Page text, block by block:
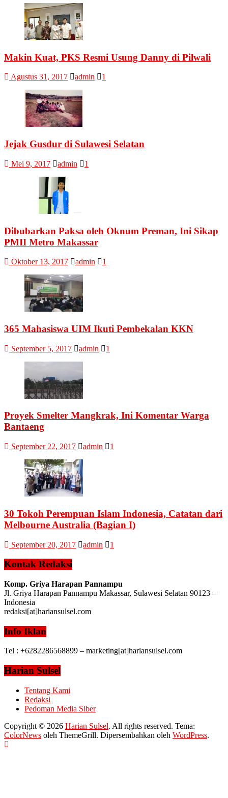
Makin Kuat, PKS Resmi Usung Danny di Pilwali
Agustus 31, 2017 admin 1
Jejak Gusdur di Sulawesi Selatan
Mei 9, 2017 admin 1
Dibubarkan Paksa oleh Oknum Preman, Ini Sikap
PMII Metro Makassar
Oktober 13, 2017 admin 1
365 Mahasiswa UIM Ikuti Pembekalan KKN
September 5, 2017 admin 1
Proyek Smelter Mangkrak, Ini Komentar Warga
Bantaeng
September 22, 2017 admin 1
30 Tokoh Perempuan Islam Indonesia, Catatan dari
Melbourne Australia (Bagian I)
September 20, 2017 admin 1
Kontak Redaksi
Komp. Griya Harapan Pannampu
Jl. Griya Harapan Pannampu Makassar, Sulawesi Selatan 90123 –
Indonesia
redaksi[at]hariansulsel.com
Info Iklan
Tel : +6282286568899 – marketing[at]hariansulsel.com
Harian Sulsel
Tentang Kami
Redaksi
Pedoman Media Siber
Copyright © 2026 Harian Sulsel. All rights reserved. Tema:
ColorNews oleh ThemeGrill. Dipersembahkan oleh WordPress.